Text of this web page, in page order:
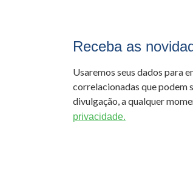
Receba as
Usaremos seus dados para
correlacionadas que podem
divulgação, a qualquer
privacidade.